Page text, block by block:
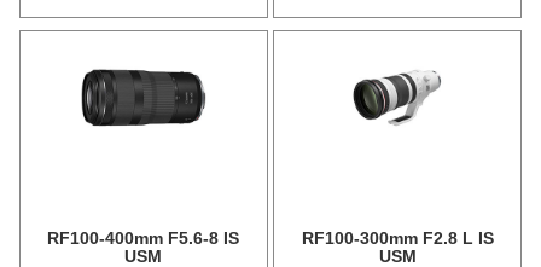
RF100-400mm F5.6-8 IS
USM
RF100-300mm F2.8 L IS
USM